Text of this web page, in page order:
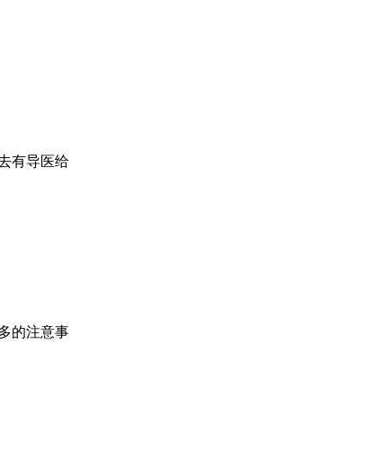
有导医给
的注意事